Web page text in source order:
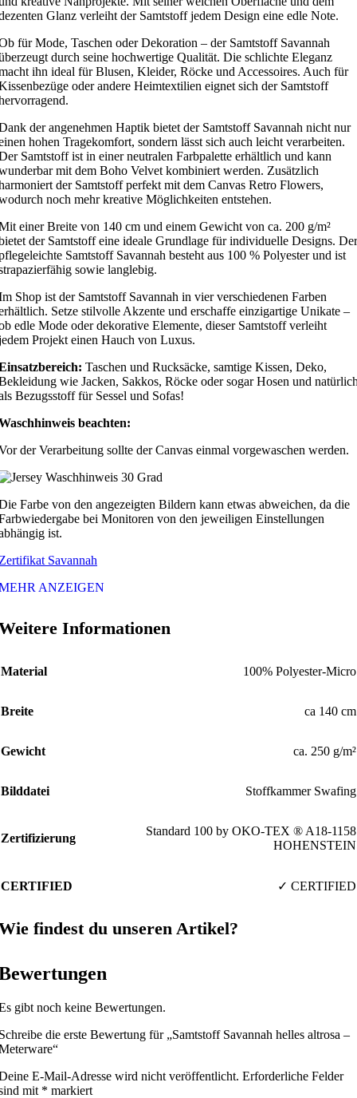
Glanz verleiht der Samtstoff jedem Design eine edle Note.
für Mode, Taschen oder Dekoration – der Samtstoff Savannah
durch seine hochwertige Qualität. Die schlichte Eleganz
ihn ideal für Blusen, Kleider, Röcke und Accessoires. Auch für
oder andere Heimtextilien eignet sich der Samtstoff
der angenehmen Haptik bietet der Samtstoff Savannah nicht nur
hohen Tragekomfort, sondern lässt sich auch leicht verarbeiten.
Samtstoff ist in einer neutralen Farbpalette erhältlich und kann
mit dem Boho Velvet kombiniert werden. Zusätzlich
der Samtstoff perfekt mit dem Canvas Retro Flowers,
noch mehr kreative Möglichkeiten entstehen.
einer Breite von 140 cm und einem Gewicht von ca. 200 g/m²
der Samtstoff eine ideale Grundlage für individuelle Designs. Der
Samtstoff Savannah besteht aus 100 % Polyester und ist
sowie langlebig.
Shop ist der Samtstoff Savannah in vier verschiedenen Farben
Setze stilvolle Akzente und erschaffe einzigartige Unikate –
edle Mode oder dekorative Elemente, dieser Samtstoff verleiht
Projekt einen Hauch von Luxus.
Taschen und Rucksäcke, samtige Kissen, Deko,
wie Jacken, Sakkos, Röcke oder sogar Hosen und
Bezugsstoff für Sessel und Sofas!
beachten:
der Verarbeitung sollte der Canvas einmal vorgewaschen werden.
Farbe von den angezeigten Bildern kann etwas abweichen, da die
bei Monitoren von den jeweiligen Einstellungen
ist.
Savannah
ANZEIGEN
Informationen
Material 100% Polyester-Micro
Breite ca 140 cm
Gewicht ca. 250 g/m²
Bilddatei Stoffkammer Swafing
Zertifizierung
Standard 100 by OKO-TEX ® A18-1158
HOHENSTEIN
CERTIFIED ✓ CERTIFIED
findest du unseren Artikel?
gibt noch keine Bewertungen.
die erste Bewertung für „Samtstoff Savannah helles altrosa –
E-Mail-Adresse wird nicht veröffentlicht. Erforderliche Felder
mit * markiert